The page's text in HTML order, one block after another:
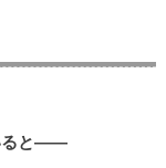
ると――